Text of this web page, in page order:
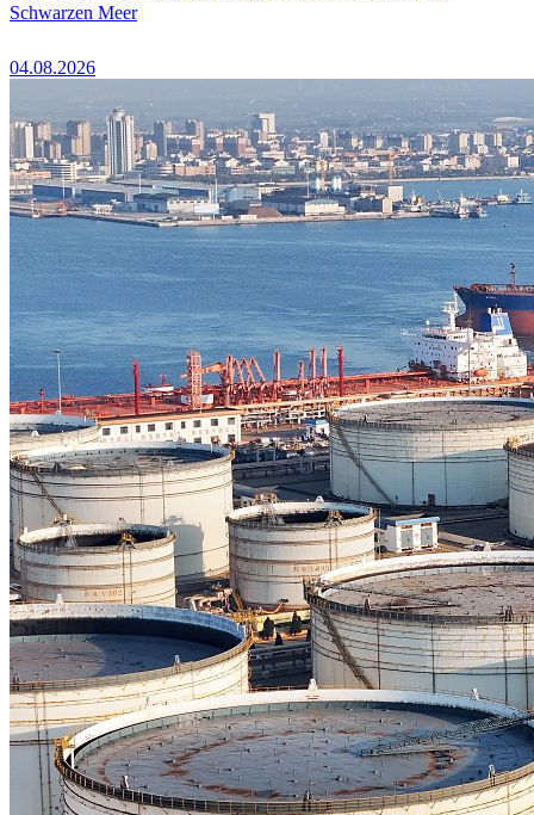
Schwarzen Meer
04.08.2026